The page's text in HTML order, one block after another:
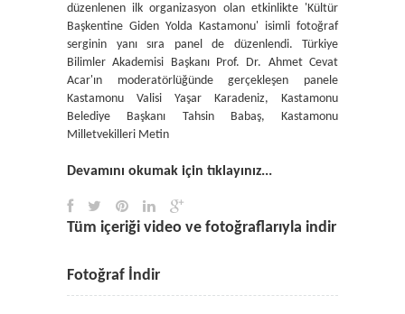
düzenlenen ilk organizasyon olan etkinlikte 'Kültür
Başkentine Giden Yolda Kastamonu' isimli fotoğraf
serginin yanı sıra panel de düzenlendi. Türkiye
Bilimler Akademisi Başkanı Prof. Dr. Ahmet Cevat
Acar'ın moderatörlüğünde gerçekleşen panele
Kastamonu Valisi Yaşar Karadeniz, Kastamonu
Belediye Başkanı Tahsin Babaş, Kastamonu
Milletvekilleri Metin
Devamını okumak için tıklayınız...
Tüm içeriği video ve fotoğraflarıyla indir
Fotoğraf İndir